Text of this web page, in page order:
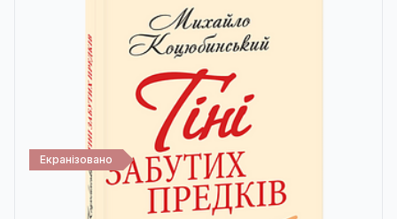
Екранізовано